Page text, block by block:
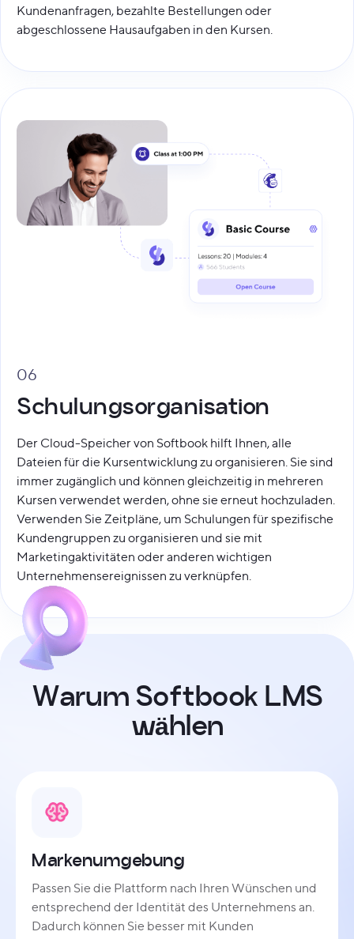
Kundenanfragen, bezahlte Bestellungen oder
abgeschlossene Hausaufgaben in den Kursen.
06
Schulungsorganisation
Der Cloud-Speicher von Softbook hilft Ihnen, alle
Dateien für die Kursentwicklung zu organisieren. Sie sind
immer zugänglich und können gleichzeitig in mehreren
Kursen verwendet werden, ohne sie erneut hochzuladen.
Verwenden Sie Zeitpläne, um Schulungen für spezifische
Kundengruppen zu organisieren und sie mit
Marketingaktivitäten oder anderen wichtigen
Unternehmensereignissen zu verknüpfen.
Warum Softbook LMS
wählen
Markenumgebung
Passen Sie die Plattform nach Ihren Wünschen und
entsprechend der Identität des Unternehmens an.
Dadurch können Sie besser mit Kunden